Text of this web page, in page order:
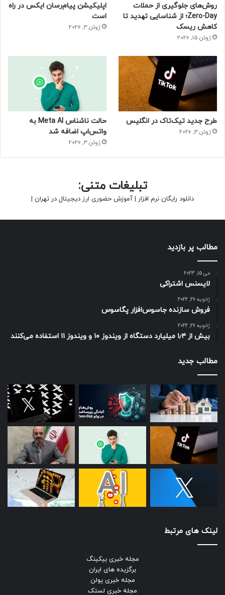
روش‌های جلوگیری از حملات
Zero-Day؛ از شناسایی تهدید تا
کاهش ریسک
ژوئن 15, 2026
اپلیکیشن پیام‌رسان ایکس در راه
است
ژوئن 3, 2026
طرح جدید تیک‌تاک در انگلیس
ژوئن 3, 2026
حالت ناشناس Meta AI به
واتس‌اپ اضافه شد
ژوئن 3, 2026
تبلیغات متنی:
دانلود رایگان نرم افزار | آموزش حضوری ارز دیجیتال در تهران |
مطالب پر بازدید
می 15, 2023
لایسنس اشتراکی
ژانویه 26, 2022
فروش سازنده جاسوس‌افزار پگاسوس
ژانویه 26, 2022
بیش از ۱٫۴ میلیارد دستگاه از ویندوز ۱۰ و ویندوز ۱۱ استفاده می‌کنند
مطالب جدید
لینک های مرتبط
مجله خبری بیکینگ
برگزیده های ایران
مجله خبری یولن
مجله خبری لستک